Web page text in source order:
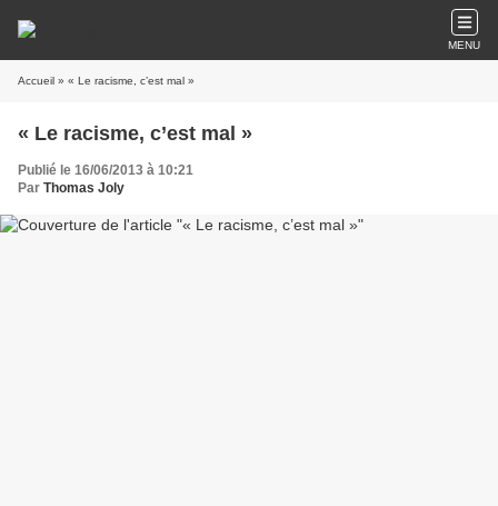
MENU
Accueil » « Le racisme, c’est mal »
« Le racisme, c’est mal »
Publié le 16/06/2013 à 10:21
Par Thomas Joly